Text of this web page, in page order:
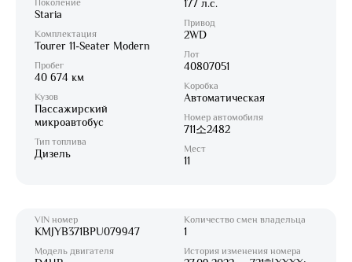
Поколение
Staria
Комплектация
Tourer 11-Seater Modern
Пробег
40 674 км
Кузов
Пассажирский
микроавтобус
Тип топлива
Дизель
177 л.с.
Привод
2WD
Лот
40807051
Коробка
Автоматическая
Номер автомобиля
711소2482
Мест
11
VIN номер
KMJYB371BPU079947
Модель двигателя
Количество смен владельца
1
История изменения номера